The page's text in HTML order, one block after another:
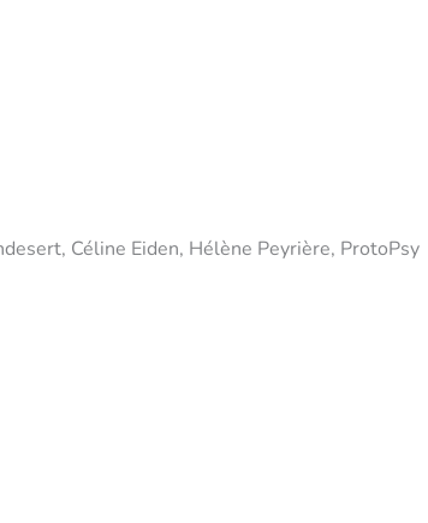
Céline Eiden, Hélène Peyrière, ProtoPsy